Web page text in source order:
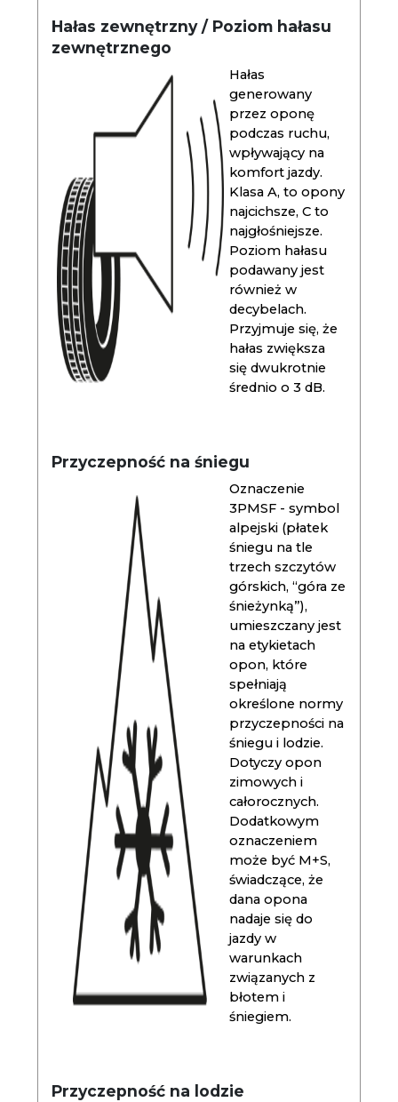
Hałas zewnętrzny / Poziom hałasu
zewnętrznego
Hałas
generowany
przez oponę
podczas ruchu,
wpływający na
komfort jazdy.
Klasa A, to opony
najcichsze, C to
najgłośniejsze.
Poziom hałasu
podawany jest
również w
decybelach.
Przyjmuje się, że
hałas zwiększa
się dwukrotnie
średnio o 3 dB.
Przyczepność na śniegu
Oznaczenie
3PMSF - symbol
alpejski (płatek
śniegu na tle
trzech szczytów
górskich, “góra ze
śnieżynką”),
umieszczany jest
na etykietach
opon, które
spełniają
określone normy
przyczepności na
śniegu i lodzie.
Dotyczy opon
zimowych i
całorocznych.
Dodatkowym
oznaczeniem
może być M+S,
świadczące, że
dana opona
nadaje się do
jazdy w
warunkach
związanych z
błotem i
śniegiem.
Przyczepność na lodzie